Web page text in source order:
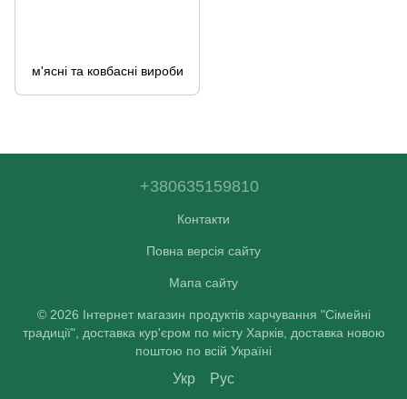
м'ясні та ковбасні вироби
+380635159810
Контакти
Повна версія сайту
Мапа сайту
© 2026 Інтернет магазин продуктів харчування "Сімейні
традиції", доставка кур'єром по місту Харків, доставка новою
поштою по всій Україні
Укр Рус